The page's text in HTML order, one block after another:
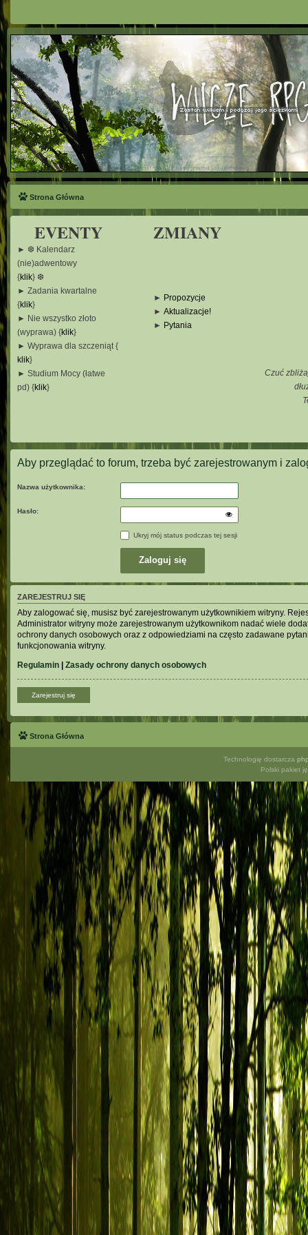
Strona Główna
EVENTY ZMIANY
► ❆ Kalendarz
(nie)adwentowy
{klik} ❆
► Zadania kwartalne
{klik}
► Nie wszystko złoto
(wyprawa) {klik}
► Wyprawa dla szczeniąt {
klik}
► Studium Mocy (łatwe
pd) {klik}
► Propozycje
► Aktualizacje!
► Pytania
Czuć
Aby przeglądać to forum, trzeba być zarejestrowanym i
Nazwa użytkownika:
Hasło:
Ukryj mój status podczas tej sesji
ZAREJESTRUJ SIĘ
Aby zalogować się, musisz być zarejestrowanym użytkownikiem witryny.
Administrator witryny może zarejestrowanym użytkownikom nadać wiele
ochrony danych osobowych oraz z odpowiedziami na często zadawane
funkcjonowania witryny.
Regulamin
Zasady ochrony danych osobowych
Zarejestruj się
Strona Główna
Technologię dostarcza
Polski pakiet